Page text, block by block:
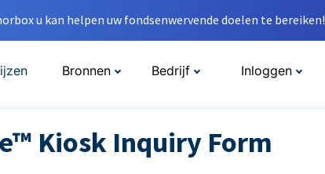
u kan helpen uw fondsenwervende doelen te bereiken!
Bronnen Bedrijf Inloggen
Kiosk Inquiry Form